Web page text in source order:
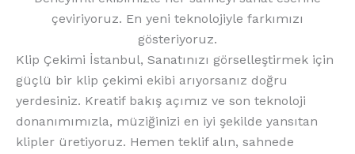
çeviriyoruz. En yeni teknolojiyle farkımızı
gösteriyoruz.
Klip Çekimi İstanbul, Sanatınızı görselleştirmek için
güçlü bir klip çekimi ekibi arıyorsanız doğru
yerdesiniz. Kreatif bakış açımız ve son teknoloji
donanımımızla, müziğinizi en iyi şekilde yansıtan
klipler üretiyoruz. Hemen teklif alın, sahnede